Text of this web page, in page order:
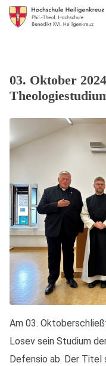
03. Oktober
Am 03.
Losev sein Studium
Defensio ab. Der Titel